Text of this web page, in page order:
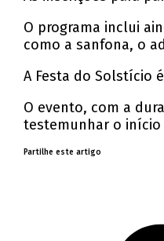
O programa inclui
como a sanfona, o
A Festa do Solstício
O evento, com a
testemunhar o início
Partilhe este artigo